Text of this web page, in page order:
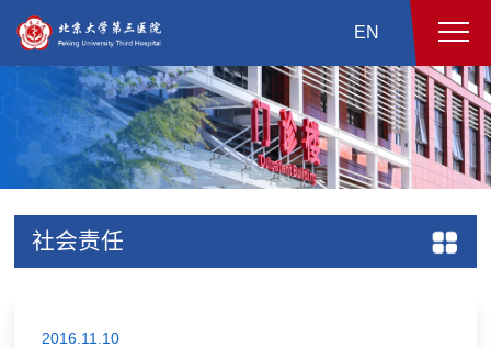
EN
社会责任
2016.11.10